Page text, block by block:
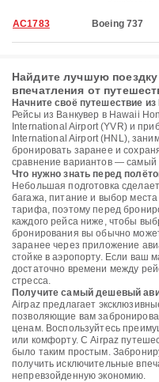
AC1783 Boeing 737
Найдите лучшую
впечатления от
Начните своё путешествие
Рейсы из Ванкувер в Hawaii
International Airport (YVR) и
International Airport (HNL),
бронировать заранее и
сравнение вариантов — самый
Что нужно знать перед
Небольшая подготовка
багажа, питание и выбор
тарифа, поэтому перед
каждого рейса ниже, чтобы
бронирования вы обычно
заранее через приложение
стойке в аэропорту. Если ваш
достаточно времени между
стресса.
Получите самый дешевый
Airpaz предлагает
позволяющие вам
ценам. Воспользуйтесь
или комфорту. С Airpaz
было таким простым.
получить исключительные
непревзойденную экономию.